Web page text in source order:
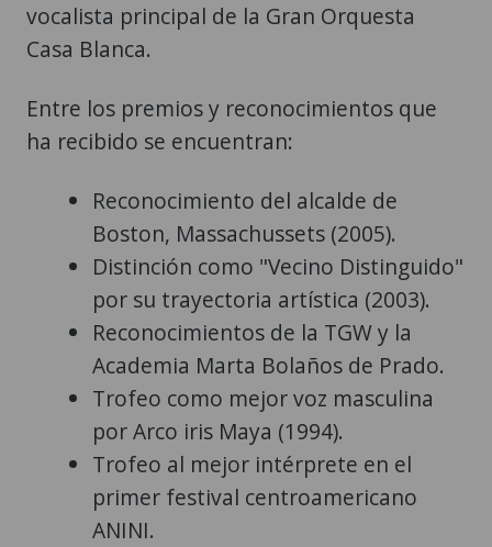
vocalista principal de la Gran Orquesta
Casa Blanca.
Entre los premios y reconocimientos que
ha recibido se encuentran:
Reconocimiento del alcalde de
Boston, Massachussets (2005).
Distinción como "Vecino Distinguido"
por su trayectoria artística (2003).
Reconocimientos de la TGW y la
Academia Marta Bolaños de Prado.
Trofeo como mejor voz masculina
por Arco iris Maya (1994).
Trofeo al mejor intérprete en el
primer festival centroamericano
ANINI.